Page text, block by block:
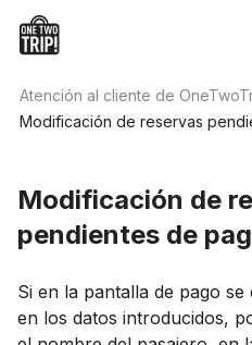
Atención al cliente de
Modificación de reservas
Modificación de
pendientes de
Si en la pantalla de pago
en los datos introducidos,